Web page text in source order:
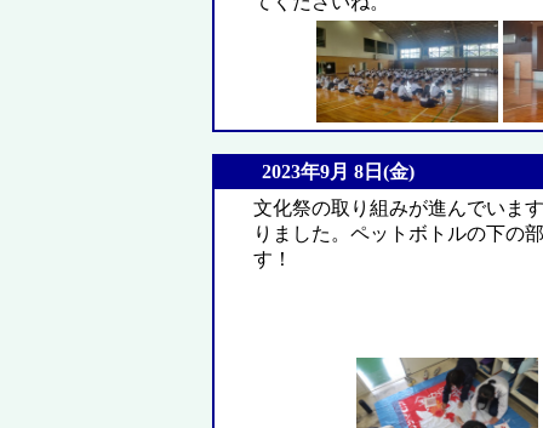
2023年9月 8日(金)
文化祭の取り組みが進んでいま
りました。ペットボトルの下の
す！